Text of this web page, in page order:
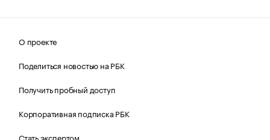
О проекте
Поделиться новостью на РБК
Получить пробный доступ
Корпоративная подписка РБК
Стать экспертом